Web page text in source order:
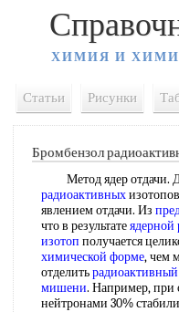
ХИМИЯ И
Статьи Рисунки
Бромбензол
Метод ядер отдачи.
радиоактивных
явлением отдачи. Из
что в результатеядерной
изотоп получается
химической форме, чем
отделить
мишени. Например, при
нейтронами 30%